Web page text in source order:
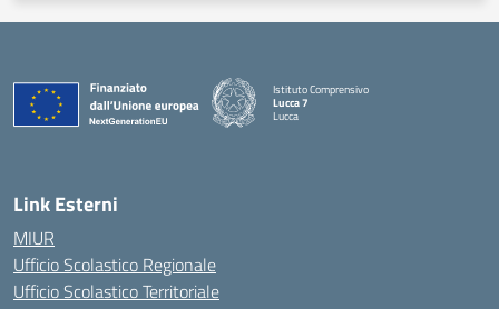
Istituto Comprensivo
Lucca 7
Lucca
Link Esterni
MIUR
Ufficio Scolastico Regionale
Ufficio Scolastico Territoriale